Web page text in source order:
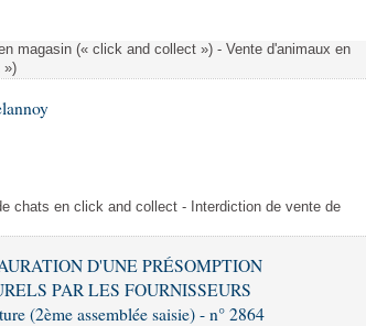
magasin (« click and collect ») - Vente d'animaux en
»)
chats en click and collect - Interdiction de vente de
D'UNE PRÉSOMPTION
PAR LES FOURNISSEURS
(2ème assemblée saisie) - n° 2864